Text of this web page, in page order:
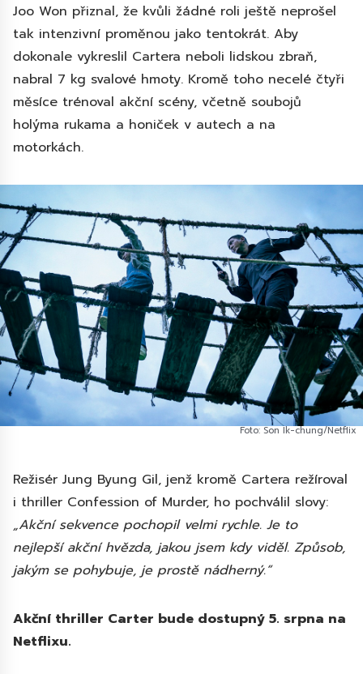
Joo Won přiznal, že kvůli žádné roli ještě neprošel
tak intenzivní proměnou jako tentokrát. Aby
dokonale vykreslil Cartera neboli lidskou zbraň,
nabral 7 kg svalové hmoty. Kromě toho necelé čtyři
měsíce trénoval akční scény, včetně soubojů
holýma rukama a honiček v autech a na
motorkách.
Foto: Son Ik-chung/Netflix
Režisér Jung Byung Gil, jenž kromě Cartera režíroval
i thriller Confession of Murder, ho pochválil slovy:
„Akční sekvence pochopil velmi rychle. Je to
nejlepší akční hvězda, jakou jsem kdy viděl. Způsob,
jakým se pohybuje, je prostě nádherný.“
Akční thriller Carter bude dostupný 5. srpna na
Netflixu.